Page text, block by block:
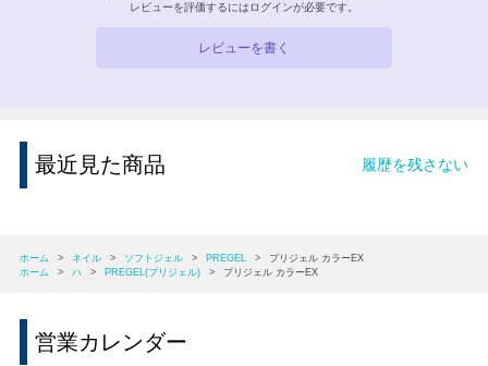
レビューを評価するには ログインが必要です。
レビューを書く
最近見た商品 履歴を残さない
ホーム > ネイル > ソフトジェル > PREGEL >
プリジェル カラーEX
ホーム
> ハ > PREGEL(プリジェル) > プリジェル カラーEX
営業カレンダー